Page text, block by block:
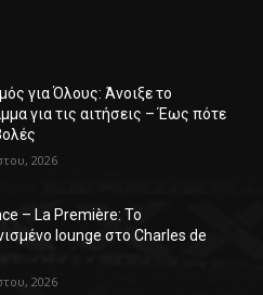
για Όλους: Άνοιξε το
για τις αιτήσεις – Έως πότε
2026
– La Première: Το
lounge στο Charles de
2026